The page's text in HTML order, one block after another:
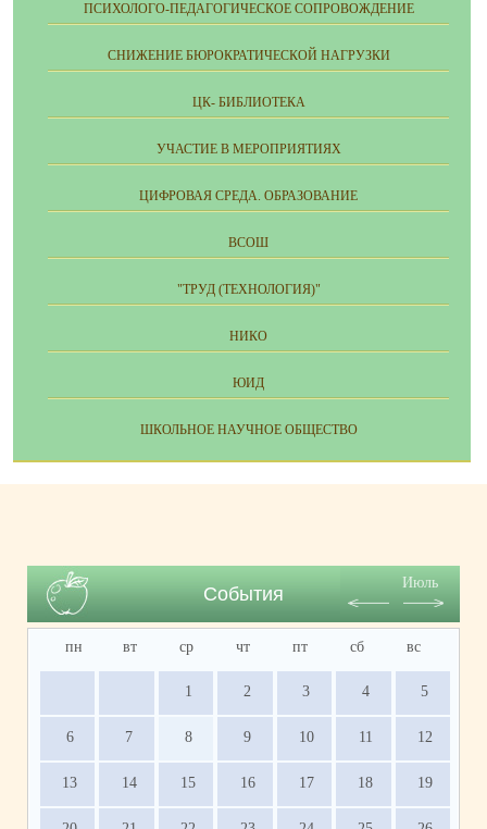
ПСИХОЛОГО-ПЕДАГОГИЧЕСКОЕ СОПРОВОЖДЕНИЕ
СНИЖЕНИЕ БЮРОКРАТИЧЕСКОЙ НАГРУЗКИ
ЦК- БИБЛИОТЕКА
УЧАСТИЕ В МЕРОПРИЯТИЯХ
ЦИФРОВАЯ СРЕДА. ОБРАЗОВАНИЕ
ВСОШ
"ТРУД (ТЕХНОЛОГИЯ)"
НИКО
ЮИД
ШКОЛЬНОЕ НАУЧНОЕ ОБЩЕСТВО
События
Июль
пн вт ср чт пт сб вс
1 2 3 4 5
6 7 8 9 10 11 12
13 14 15 16 17 18 19